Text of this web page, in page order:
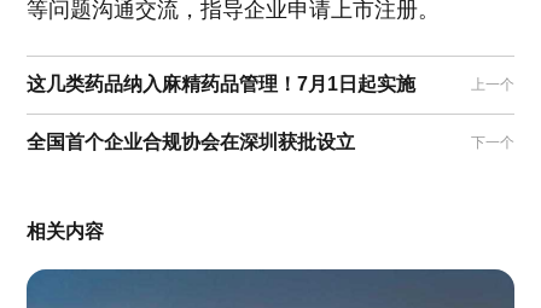
等问题沟通交流，指导企业申请上市注册。
这几类药品纳入麻精药品管理！7月1日起实施 上一个
全国首个企业合规协会在深圳获批设立 下一个
相关内容